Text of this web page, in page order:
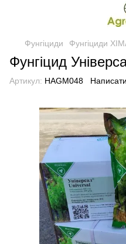
Фунгіциди Фунгіциди
Фунгіцид
Артикул: HAGM048 Написати